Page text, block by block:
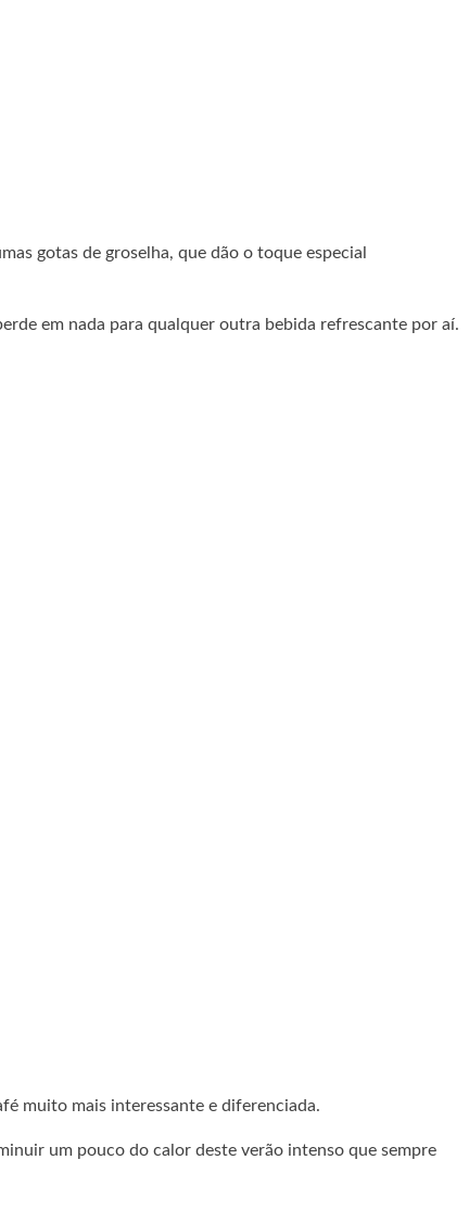
gotas de groselha, que dão o toque especial
em nada para qualquer outra bebida refrescante por aí.
muito mais interessante e diferenciada.
um pouco do calor deste verão intenso que sempre